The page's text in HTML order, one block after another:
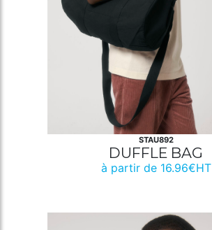
STAU892
DUFFLE BAG
à partir de 16.96€HT